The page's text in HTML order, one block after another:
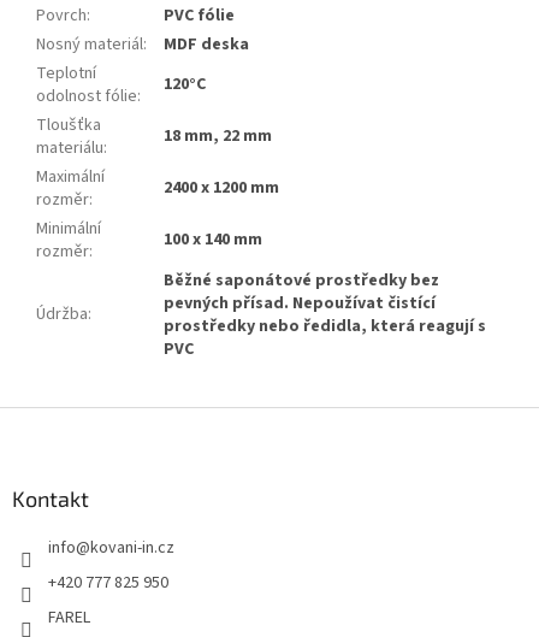
Povrch:
PVC fólie
Nosný materiál:
MDF deska
Teplotní
odolnost fólie:
120°C
Tloušťka
materiálu:
18 mm, 22 mm
Maximální
rozměr:
2400 x 1200 mm
Minimální
rozměr: 100 x 140 mm
Údržba:
Běžné saponátové prostředky bez
pevných přísad. Nepoužívat čistící
prostředky nebo ředidla, která reagují s
PVC
Kontakt
info@kovani-in.cz
+420 777 825 950
FAREL